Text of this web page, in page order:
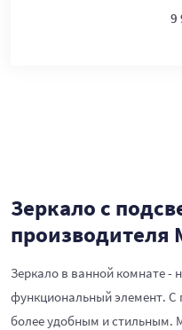
9
Зеркало с
производителя
Зеркало в ванной комнате -
функциональный элемент. С
более удобным и стильным.